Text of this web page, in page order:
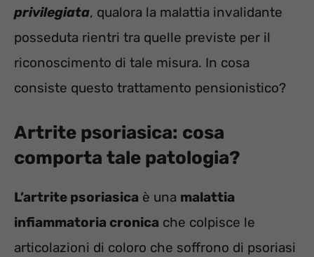
privilegiata, qualora la malattia invalidante
posseduta rientri tra quelle previste per il
riconoscimento di tale misura. In cosa
consiste questo trattamento pensionistico?
Artrite psoriasica: cosa
comporta tale patologia?
L’artrite psoriasica è una malattia
infiammatoria cronica che colpisce le
articolazioni di coloro che soffrono di psoriasi